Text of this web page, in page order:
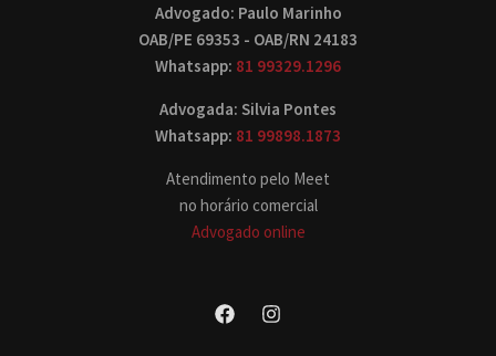
Advogado: Paulo Marinho
OAB/PE 69353 - OAB/RN 24183
Whatsapp: 81 99329.1296
Advogada: Silvia Pontes
Whatsapp: 81 99898.1873
Atendimento pelo Meet
no horário comercial
Advogado online